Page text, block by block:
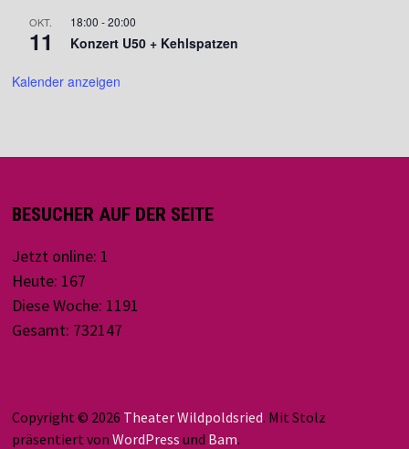
OKT.
11
18:00 -20:00
Konzert U50 + Kehlspatzen
Kalender anzeigen
BESUCHER AUF DER SEITE
Jetzt online: 1
Heute: 167
Diese Woche: 1191
Gesamt: 732147
Copyright © 2026 Theater Wildpoldsried. Mit Stolz
präsentiert von WordPress und Bam.